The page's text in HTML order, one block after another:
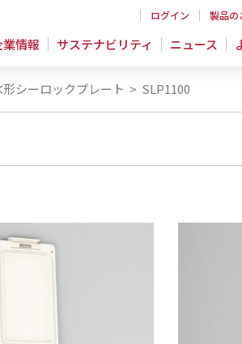
ログイン 製品の
業情報 サステナビリティ ニュース
シーロックプレート > SLP1100